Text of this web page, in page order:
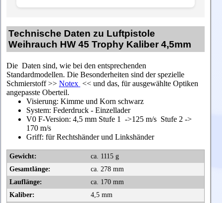
Technische Daten zu Luftpistole
Weihrauch HW 45 Trophy Kaliber 4,5mm
Die Daten sind, wie bei den entsprechenden
Standardmodellen. Die Besonderheiten sind der spezielle
Schmierstoff >> Notex << und das, für ausgewählte Optiken
angepasste Oberteil.
Visierung: Kimme und Korn schwarz
System: Federdruck - Einzellader
V0 F-Version: 4,5 mm Stufe 1 ->125 m/s Stufe 2 ->
170 m/s
Griff: für Rechtshänder und Linkshänder
Gewicht:
ca. 1115 g
Gesamtlänge:
ca. 278 mm
Lauflänge:
ca. 170 mm
Kaliber:
4,5 mm